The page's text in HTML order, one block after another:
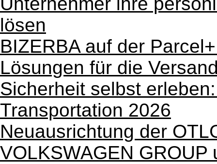
lösen
BIZERBA auf der
Lösungen für die
Sicherheit selbst
Transportation 2026
Neuausrichtung der
VOLKSWAGEN